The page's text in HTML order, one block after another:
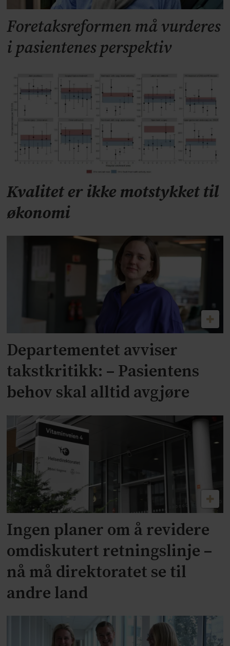
Foretaksreformen må vurderes
i pasientenes perspektiv
Kvalitet er ikke motstykket til
økonomi
Departementet avviser
takstkritikk: – Pasientens
behov skal alltid avgjøre
Ingen planer om å revidere
omdiskutert retningslinje –
nå må direktoratet se til
andre land